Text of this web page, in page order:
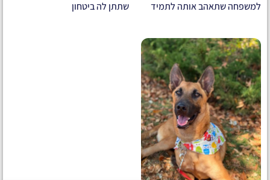
למשפחה שתאהב אותה לתמיד
שתתן לה ביטחון